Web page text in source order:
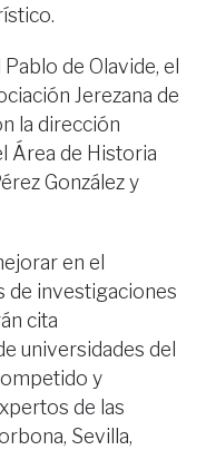
de Olavide, el
Jerezana de
la dirección
Área de Historia
González y
en el
de investigaciones
cita
universidades del
y
de las
Sevilla,